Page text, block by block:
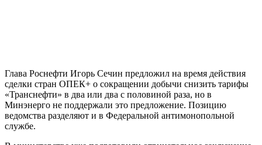
Глава Роснефти Игорь Сечин предложил на время действия
сделки стран ОПЕК+ о сокращении добычи снизить тарифы
«Транснефти» в два или два с половиной раза, но в
Минэнерго не поддержали это предложение. Позицию
ведомства разделяют и в Федеральной антимонопольной
службе.